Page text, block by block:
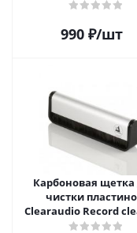
для 12"
990 ₽/шт
Карбоновая щетка
чистки пластинок
Clearaudio Record
brush